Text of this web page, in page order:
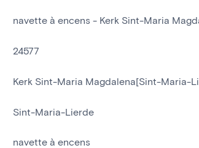
navette à encens - Kerk Sint-Maria
24577
Kerk Sint-Maria Magdalena[Sint-Maria-
Sint-Maria-Lierde
navette à encens